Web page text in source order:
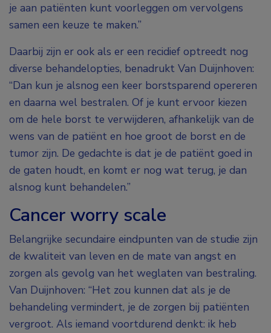
je aan patiënten kunt voorleggen om vervolgens
samen een keuze te maken.”
Daarbij zijn er ook als er een recidief optreedt nog
diverse behandelopties, benadrukt Van Duijnhoven:
“Dan kun je alsnog een keer borstsparend opereren
en daarna wel bestralen. Of je kunt ervoor kiezen
om de hele borst te verwijderen, afhankelijk van de
wens van de patiënt en hoe groot de borst en de
tumor zijn. De gedachte is dat je de patiënt goed in
de gaten houdt, en komt er nog wat terug, je dan
alsnog kunt behandelen.”
Cancer worry scale
Belangrijke secundaire eindpunten van de studie zijn
de kwaliteit van leven en de mate van angst en
zorgen als gevolg van het weglaten van bestraling.
Van Duijnhoven: “Het zou kunnen dat als je de
behandeling vermindert, je de zorgen bij patiënten
vergroot. Als iemand voortdurend denkt: ik heb